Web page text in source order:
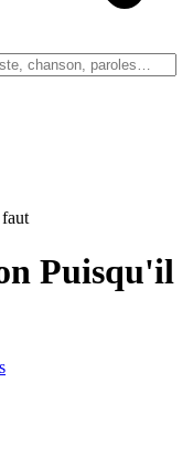
Puisqu'il